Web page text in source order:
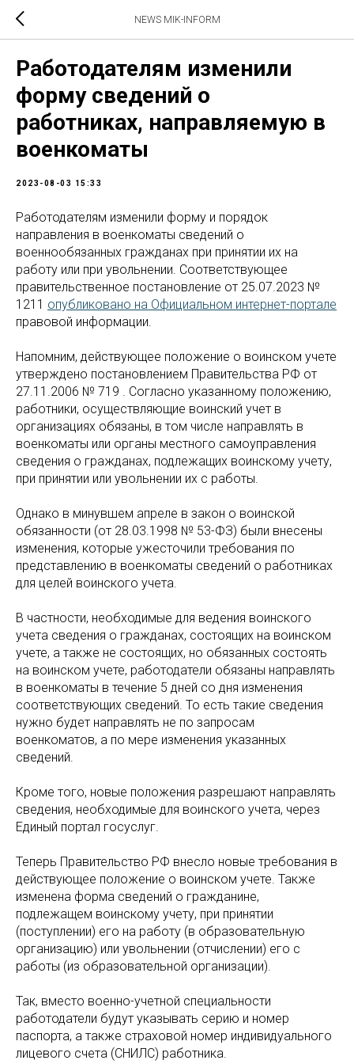
NEWS MIK-INFORM
Работодателям изменили
форму сведений о
работниках, направляемую в
военкоматы
2023-08-03 15:33
Работодателям изменили форму и порядок
направления в военкоматы сведений о
военнообязанных гражданах при принятии их на
работу или при увольнении. Соответствующее
правительственное постановление от 25.07.2023 №
1211 опубликовано на Официальном интернет-портале
правовой информации.
Напомним, действующее положение о воинском учете
утверждено постановлением Правительства РФ от
27.11.2006 № 719 . Согласно указанному положению,
работники, осуществляющие воинский учет в
организациях обязаны, в том числе направлять в
военкоматы или органы местного самоуправления
сведения о гражданах, подлежащих воинскому учету,
при принятии или увольнении их с работы.
Однако в минувшем апреле в закон о воинской
обязанности (от 28.03.1998 № 53-ФЗ) были внесены
изменения, которые ужесточили требования по
представлению в военкоматы сведений о работниках
для целей воинского учета.
В частности, необходимые для ведения воинского
учета сведения о гражданах, состоящих на воинском
учете, а также не состоящих, но обязанных состоять
на воинском учете, работодатели обязаны направлять
в военкоматы в течение 5 дней со дня изменения
соответствующих сведений. То есть такие сведения
нужно будет направлять не по запросам
военкоматов, а по мере изменения указанных
сведений.
Кроме того, новые положения разрешают направлять
сведения, необходимые для воинского учета, через
Единый портал госуслуг.
Теперь Правительство РФ внесло новые требования в
действующее положение о воинском учете. Также
изменена форма сведений о гражданине,
подлежащем воинскому учету, при принятии
(поступлении) его на работу (в образовательную
организацию) или увольнении (отчислении) его с
работы (из образовательной организации).
Так, вместо военно-учетной специальности
работодатели будут указывать серию и номер
паспорта, а также страховой номер индивидуального
лицевого счета (СНИЛС) работника.